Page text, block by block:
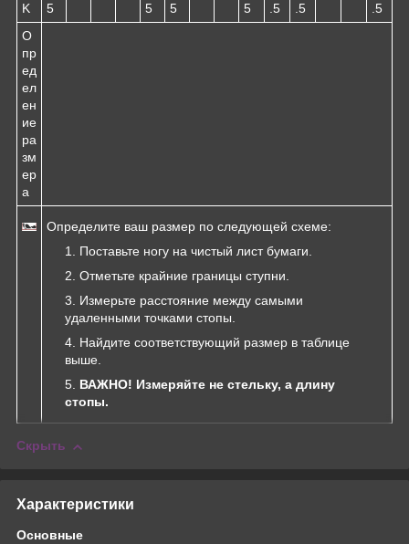
K
5
5
5
5
.5
.5
.5
О
пр
ед
ел
ен
ие
ра
зм
ер
а
Определите ваш размер по следующей схеме:
Поставьте ногу на чистый лист бумаги.
Отметьте крайние границы ступни.
Измерьте расстояние между самыми
удаленными точками стопы.
Найдите соответствующий размер в таблице
выше.
ВАЖНО! Измеряйте не стельку, а длину
стопы.
Скрыть
Характеристики
Основные